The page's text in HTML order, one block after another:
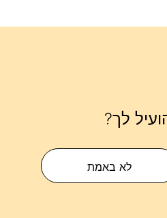
לך?
לא באמת